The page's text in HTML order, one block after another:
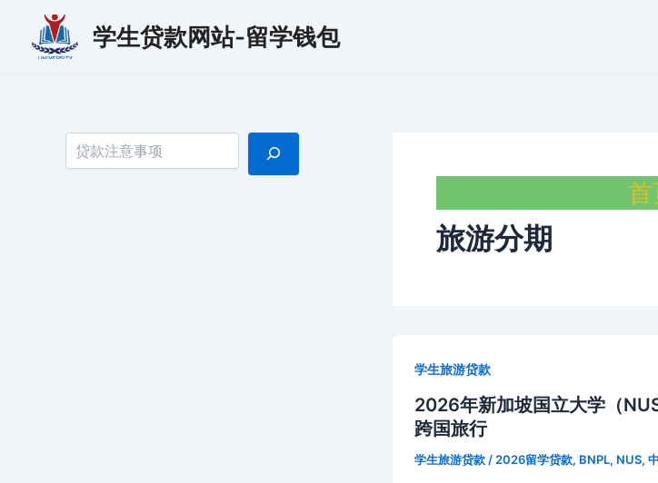
学生贷款网站-留学钱包
搜索
首
旅游分期
学生旅游贷款
2026年新加坡国立大学（
跨国旅行
学生旅游贷款 / 2026留学贷款, BNPL, NUS,